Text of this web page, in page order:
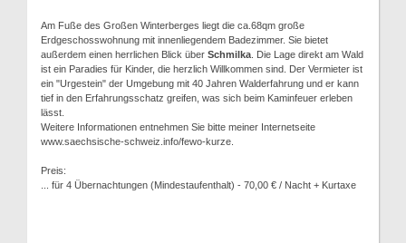
Am Fuße des Großen Winterberges liegt die ca.68qm große
Erdgeschosswohnung mit innenliegendem Badezimmer. Sie bietet
außerdem einen herrlichen Blick über Schmilka . Die Lage direkt am Wald
ist ein Paradies für Kinder, die herzlich Willkommen sind. Der Vermieter ist
ein "Urgestein" der Umgebung mit 40 Jahren Walderfahrung und er kann
tief in den Erfahrungsschatz greifen, was sich beim Kaminfeuer erleben
lässt.
Weitere Informationen entnehmen Sie bitte meiner Internetseite
www.saechsische-schweiz.info/fewo-kurze.
Preis:
... für 4 Übernachtungen (Mindestaufenthalt) - 70,00 € / Nacht + Kurtaxe